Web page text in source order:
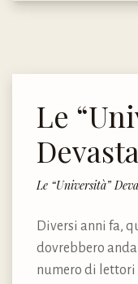
Le
Le “Università”
Diversi anni fa,
dovrebbero
numero di lettori